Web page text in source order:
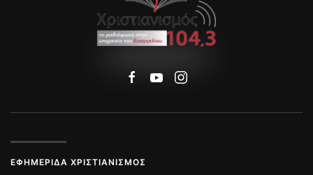
ΕΦΗΜΕΡΊΔΑ ΧΡΙΣΤΙΑΝΙΣΜΌΣ